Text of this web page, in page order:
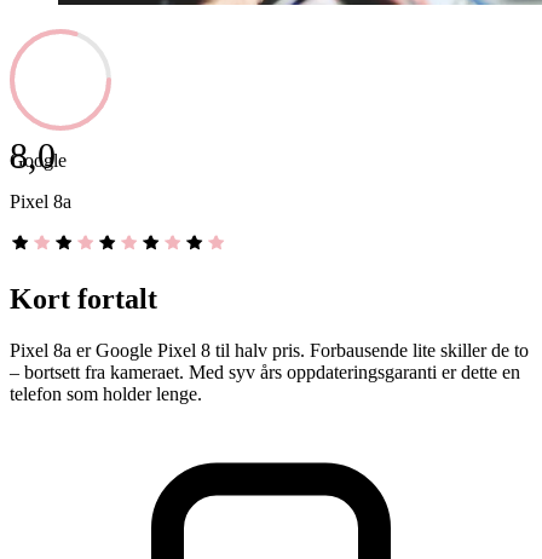
8,0
Google
Pixel 8a
Kort fortalt
Pixel 8a er Google Pixel 8 til halv pris. Forbausende lite skiller de to
– bortsett fra kameraet. Med syv års oppdateringsgaranti er dette en
telefon som holder lenge.